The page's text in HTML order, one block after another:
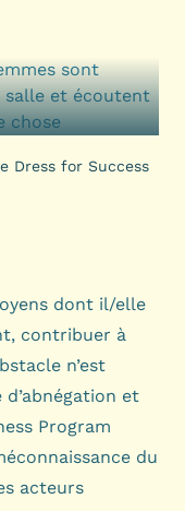
Dress for Success
dont il/elle
contribuer à
n’est
et
Program
du
acteurs